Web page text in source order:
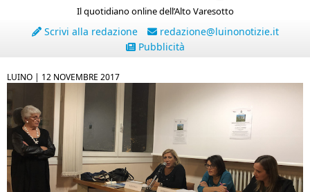
Il quotidiano online dell’Alto Varesotto
Scrivi alla redazione
redazione@luinonotizie.it
Pubblicità
LUINO | 12 NOVEMBRE 2017